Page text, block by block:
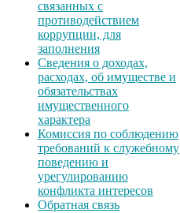
связанных с
противодействием
коррупции, для
заполнения
Сведения о доходах,
расходах, об имуществе и
обязательствах
имущественного
характера
Комиссия по соблюдению
требований к служебному
поведению и
урегулированию
конфликта интересов
Обратная связь